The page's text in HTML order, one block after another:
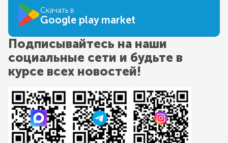
Скачать в
Google play market
Подписывайтесь на наши
социальные сети и будьте в
курсе всех новостей!